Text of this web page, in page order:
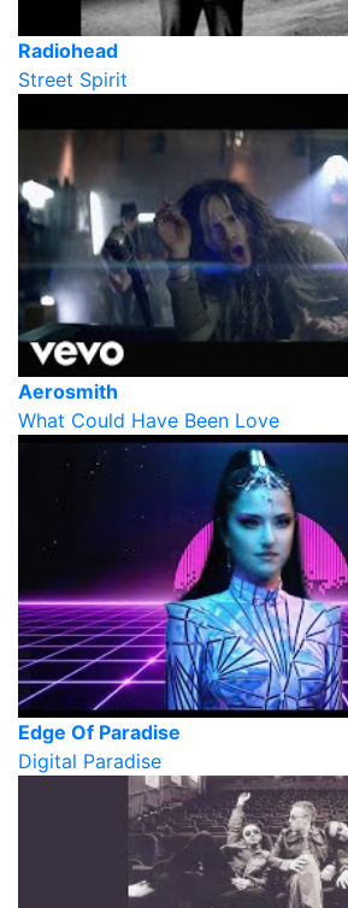
Radiohead
Street Spirit
Aerosmith
What Could Have Been Love
Edge Of Paradise
Digital Paradise